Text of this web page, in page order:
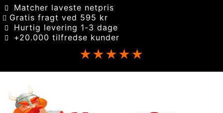
Matcher laveste netpris
Gratis fragt ved 595 kr
Hurtig levering 1-3 dage
+20.000 tilfredse kunder
★★★★★